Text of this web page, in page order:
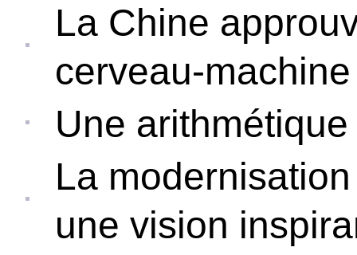
La Chine
cerveau-
Une
La
une vision